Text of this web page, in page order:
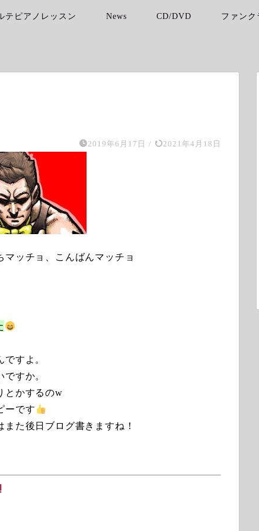
テピアノレッスン News CD/DVD ファンク
2019年6月17日 / 2021年4月18日
ッチョ、こんばんマッチョ
すよ。
すか。
とかするのw
ーです
た後日ブログ書きますね！